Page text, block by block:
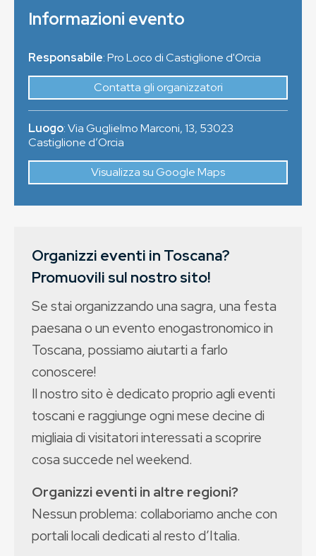
Informazioni evento
Responsabile: Pro Loco di Castiglione d'Orcia
Contatta gli organizzatori
Luogo:Via Guglielmo Marconi, 13, 53023
Castiglione dʼOrcia
Visualizza su Google Maps
Organizzi eventi in Toscana?
Promuovili sul nostro sito!
Se stai organizzando una sagra, una festa
paesana o un evento enogastronomico in
Toscana, possiamo aiutarti a farlo
conoscere!
Il nostro sito è dedicato proprio agli eventi
toscani e raggiunge ogni mese decine di
migliaia di visitatori interessati a scoprire
cosa succede nel weekend.
Organizzi eventi in altre regioni?
Nessun problema: collaboriamo anche con
portali locali dedicati al resto d’Italia.